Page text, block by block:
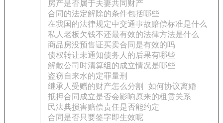
房产是否属于夫妻共同财产
合同的法定解除的条件包括哪些
在我国的法律规定中交通事故赔偿标准是什么
私人老板欠钱不还最有效的法律方法是什么
商品房没预售证买卖合同是有效的吗
债权转让未通知债务人的后果有哪些
解散公司时清算组的成立情况是哪些
盗窃自来水的定罪量刑
继承人受赠的财产怎么分割
如何协议离婚
抵押合同成立是否会影响原来的租赁关系
民法典损害赔偿责任是否能约定
合同是否只要签字即生效呢